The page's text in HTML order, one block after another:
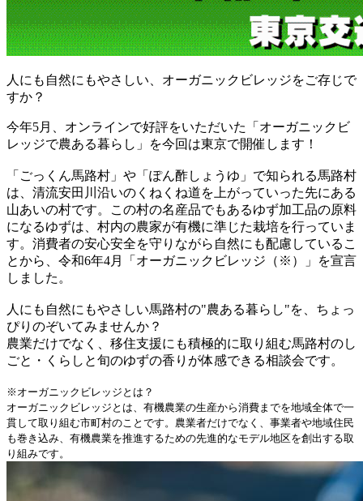
人にも自然にもやさしい、オーガニックビレッジをご存じで
すか？
今年5月、オンラインで好評をいただいた「オーガニックビ
レッジで農ある暮らし」を今回は東京で開催します！
「ごっくん馬路村」や「ぽん酢しょうゆ」で知られる馬路村
は、清流安田川沿いのくねくね道を上がっていった先にある
山あいの村です。この村の名産品でもあるゆず加工品の原料
になるゆずは、村内の農家が有機に準じた栽培を行っていま
す。消費者の安心安全を守りながら自然にも配慮しているこ
とから、令和6年4月「オーガニックビレッジ（※）」を宣言
しました。
人にも自然にもやさしい馬路村の"農ある暮らし"を、ちょっ
ぴりのぞいてみませんか？
農業だけでなく、移住支援にも積極的に取り組む馬路村のし
ごと・くらしと旬のゆずの香りが体感できる相談会です。
※オーガニックビレッジとは？
オーガニックビレッジとは、有機農業の生産から消費までを地域全体で一
貫して取り組む市町村のことです。農業者だけでなく、事業者や地域住民
も巻き込み、有機農業を推進するための先進的なモデル地区を創出する取
り組みです。